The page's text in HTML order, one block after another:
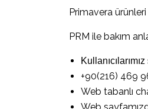
Primavera ürünleri
PRM ile bakım
+90(216) 469
Web tabanlı